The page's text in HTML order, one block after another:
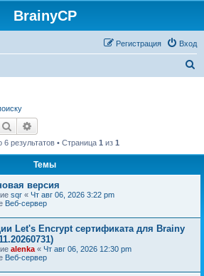
BrainyCP
Вход
Регистрация
Поиск
6 результатов • Страница 1 из 1
Темы
версия
sqr « Чт авг 06, 2026 3:22 pm
Веб-сервер
Let's Encrypt сертификата для Brainy
alenka « Чт авг 06, 2026 12:30 pm
Веб-сервер